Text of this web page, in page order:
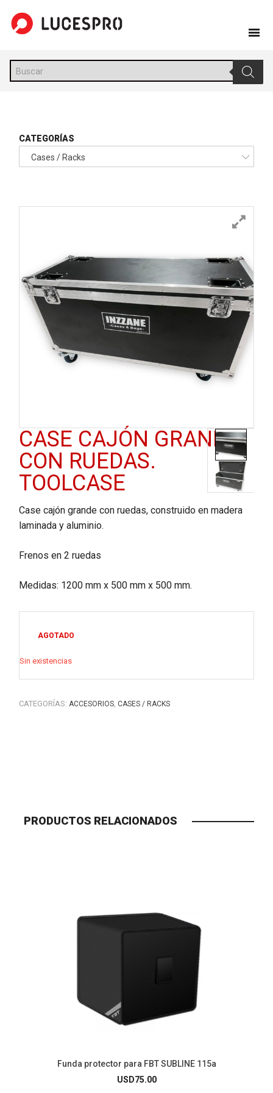
content
Búsqueda
de
productos
CASE CAJÓN GRANDE
CON RUEDAS.
TOOLCASE
Case cajón grande con ruedas, construido en madera
laminada y aluminio.
Frenos en 2 ruedas
Medidas: 1200 mm x 500 mm x 500 mm.
AGOTADO
Sin existencias
CATEGORÍAS: ACCESORIOS CASES / RACKS
PRODUCTOS RELACIONADOS
Funda protector para FBT SUBLINE 115a
USD75.00
CATEGORÍAS
Cases / Racks